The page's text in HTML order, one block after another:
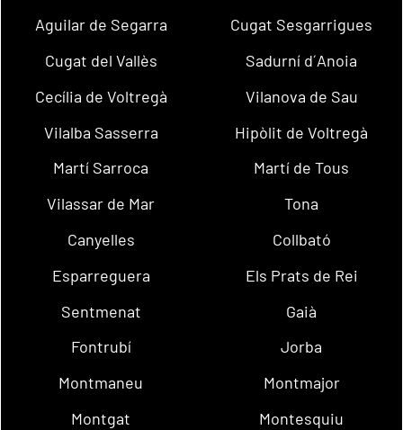
Aguilar de Segarra
Cugat Sesgarrigues
Cugat del Vallès
Sadurní d´Anoia
Cecília de Voltregà
Vilanova de Sau
Vilalba Sasserra
Hipòlit de Voltregà
Martí Sarroca
Martí de Tous
Vilassar de Mar
Tona
Canyelles
Collbató
Esparreguera
Els Prats de Rei
Sentmenat
Gaià
Fontrubí
Jorba
Montmaneu
Montmajor
Montgat
Montesquiu